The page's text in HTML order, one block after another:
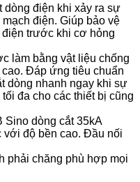
dòng điện khi xảy ra sự
điện. Giúp bảo vệ
điện trước khi cơ hỏng
làm bằng vật liệu chống
Đáp ứng tiêu chuẩn
dòng nhanh ngay khi sự
đa cho các thiết bị cũng
Sino dòng cắt 35kA
độ bền cao. Đầu nối
phải chăng phù hợp mọi